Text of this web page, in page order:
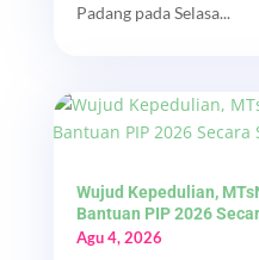
Padang pada Selasa...
Wujud Kepedulian,
Bantuan PIP 2026
Agu 4, 2026